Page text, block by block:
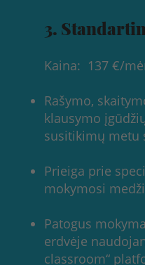
3.
Kaina: 137 €/
Rašymo,
klausymo
susitikimų metu
Prieiga prie
mokymosi
Patogus
erdvėje
classroom“